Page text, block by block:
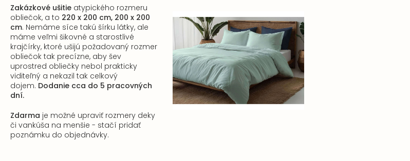
Zakázkové ušitie atypického rozmeru
obliečok, a to 220 x 200 cm, 200 x 200
cm. Nemáme síce takú šírku látky, ale
máme veľmi šikovné a starostlivé
krajčírky, ktoré ušijú požadovaný rozmer
obliečok tak precízne, aby šev
uprostred obliečky nebol prakticky
viditeľný a nekazil tak celkový
dojem. Dodanie cca do 5 pracovných
dní.
Zdarma je možné upraviť rozmery deky
či vankúša na menšie - stačí pridať
poznámku do objednávky.